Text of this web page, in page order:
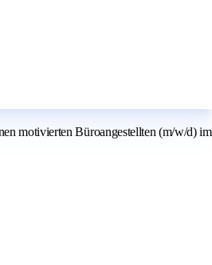
motivierten Büroangestellten (m/w/d) im